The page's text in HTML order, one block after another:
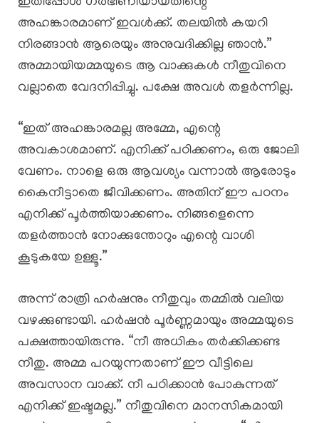
അഹങ്കാരമാണ് ഇവൾക്ക്. തലയിൽ കയറി
നിരങ്ങാൻ ആരെയും അനുവദിക്കില്ല ഞാൻ.”
അമ്മായിയമ്മയുടെ ആ വാക്കുകൾ നീതുവിനെ
വല്ലാതെ വേദനിപ്പിച്ചു. പക്ഷേ അവൾ തളർന്നില്ല.
“ഇത് അഹങ്കാരമല്ല അമ്മേ, എന്റെ
അവകാശമാണ്. എനിക്ക് പഠിക്കണം, ഒരു ജോലി
വേണം. നാളെ ഒരു ആവശ്യം വന്നാൽ ആരോടും
കൈനീട്ടാതെ ജീവിക്കണം. അതിന് ഈ പഠനം
എനിക്ക് പൂർത്തിയാക്കണം. നിങ്ങളെന്നെ
തളർത്താൻ നോക്കുന്തോറും എന്റെ വാശി
കൂടുകയേ ഉള്ളൂ.”
അന്ന് രാത്രി ഹർഷനും നീതുവും തമ്മിൽ വലിയ
വഴക്കുണ്ടായി. ഹർഷൻ പൂർണ്ണമായും അമ്മയുടെ
പക്ഷത്തായിരുന്നു. “നീ അധികം തർക്കിക്കണ്ട
നീതു. അമ്മ പറയുന്നതാണ് ഈ വീട്ടിലെ
അവസാന വാക്ക്. നീ പഠിക്കാൻ പോകുന്നത്
എനിക്ക് ഇഷ്ടമല്ല.” നീതുവിനെ മാനസികമായി